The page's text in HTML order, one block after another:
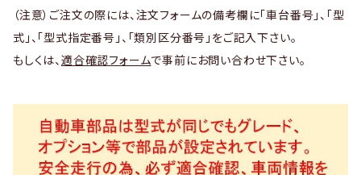
（注意）ご注文の際には、注文フォームの備考欄に「車台番号」、「型
式」、「型式指定番号」、「類別区分番号」をご記入下さい。
もしくは、 適合確認フォームで事前にお問い合わせ下さい。